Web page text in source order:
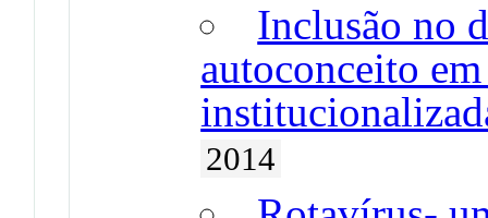
Inclusão no
autoconceito
2014